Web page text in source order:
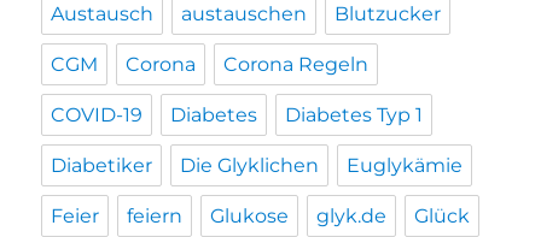
Austausch austauschen Blutzucker
CGM Corona Corona Regeln
COVID-19 Diabetes Diabetes Typ 1
Diabetiker Die Glyklichen Euglykämie
Feier feiern Glukose glyk.de Glück